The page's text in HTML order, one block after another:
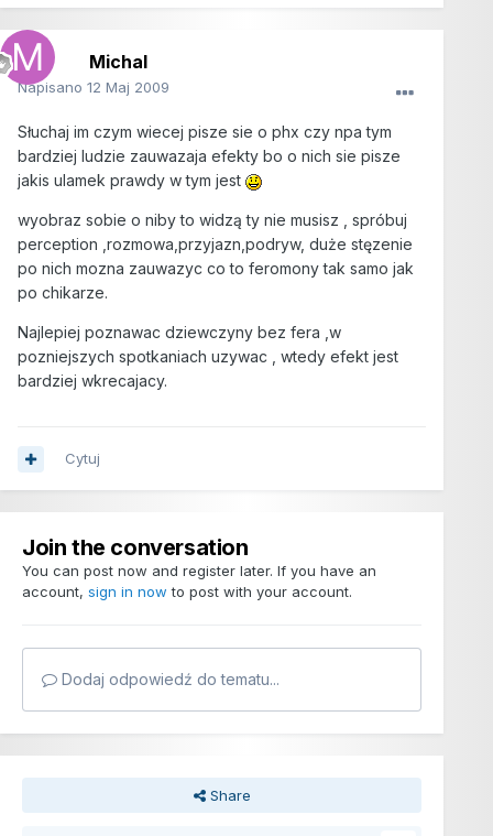
Michal
Napisano 12 Maj 2009
Słuchaj im czym wiecej pisze sie o phx czy npa tym
bardziej ludzie zauwazaja efekty bo o nich sie pisze
jakis ulamek prawdy w tym jest
wyobraz sobie o niby to widzą ty nie musisz , spróbuj
perception ,rozmowa,przyjazn,podryw, duże stęzenie
po nich mozna zauwazyc co to feromony tak samo jak
po chikarze.
Najlepiej poznawac dziewczyny bez fera ,w
pozniejszych spotkaniach uzywac , wtedy efekt jest
bardziej wkrecajacy.
Cytuj
Join the conversation
You can post now and register later. If you have an
account, sign in now to post with your account.
Dodaj odpowiedź do tematu...
Share